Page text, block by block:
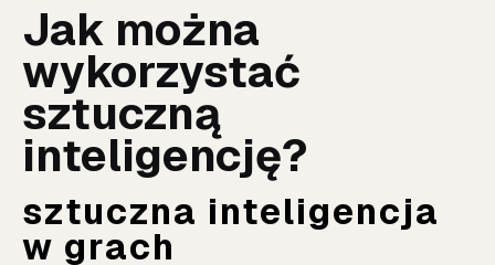
Jak można
wykorzystać
sztuczną
inteligencję?
sztuczna inteligencja
w grach